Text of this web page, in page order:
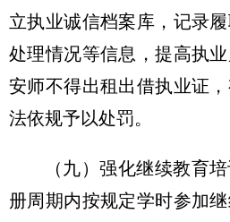
立执业诚信档案库，记录
处理情况等信息，提高执
安师不得出租出借执业证
法依规予以处罚。
（九）强化继续教育
册周期内按规定学时参加